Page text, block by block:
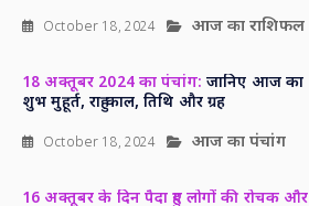
October 18, 2024 आज का राशिफल
18 अक्तूबर 2024 का पंचांग: जानिए आज का
शुभ मुहूर्त, राहु काल, तिथि और ग्रह
October 18, 2024 आज का पंचांग
16 अक्तूबर के दिन पैदा हुए लोगों की रोचक और